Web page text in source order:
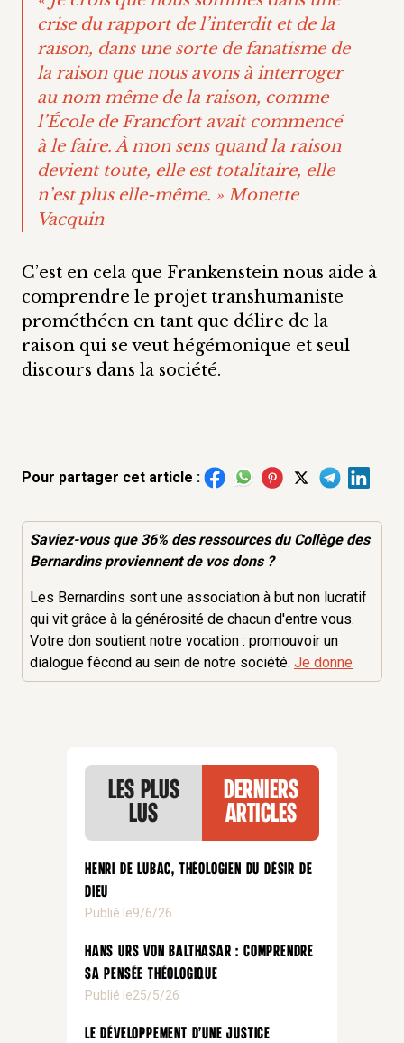
crise du rapport de l’interdit et de la
raison, dans une sorte de fanatisme de
la raison que nous avons à interroger
au nom même de la raison, comme
l’École de Francfort avait commencé
à le faire. À mon sens quand la raison
devient toute, elle est totalitaire, elle
n’est plus elle-même. » Monette
Vacquin
C’est en cela que Frankenstein nous aide à
comprendre le projet transhumaniste
prométhéen en tant que délire de la
raison qui se veut hégémonique et seul
discours dans la société.
Pour partager cet article :
Saviez-vous que 36% desressourcesdu Collège des
Bernardins proviennent de vos dons ?
Les Bernardins sont une association à but non lucratif
qui vit grâce à la générosité de chacun d'entre vous.
Votre don soutient notre vocation : promouvoir un
dialogue fécond au sein de notre société. Je donne
Les plus
lus
Derniers
articles
Henri de Lubac, théologien du désir de
Dieu
Publié le9/6/26
Hans Urs von Balthasar : comprendre
sa pensée théologique
Publié le25/5/26
Le développement d’une justice